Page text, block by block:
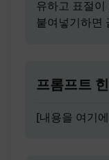
유하고 표절
붙여넣기하면
프롬프트
[내용을 여기